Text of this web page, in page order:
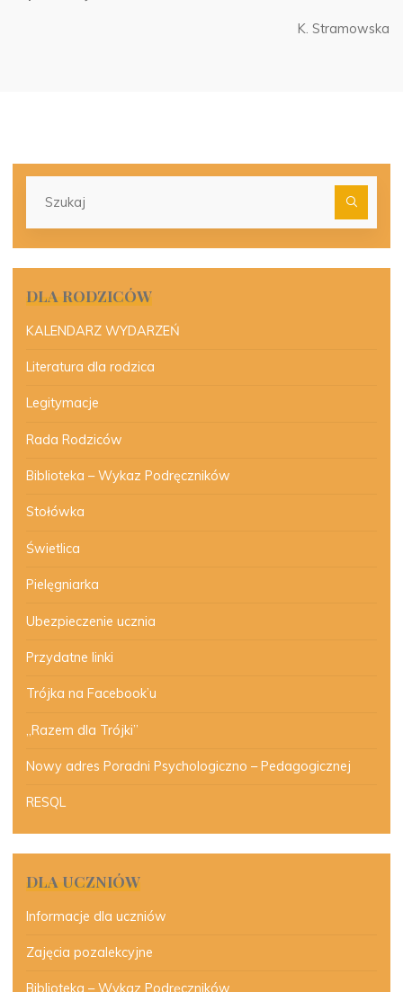
K. Stramowska
DLA RODZICÓW
KALENDARZ WYDARZEŃ
Literatura dla rodzica
Legitymacje
Rada Rodziców
Biblioteka – Wykaz Podręczników
Stołówka
Świetlica
Pielęgniarka
Ubezpieczenie ucznia
Przydatne linki
Trójka na Facebook’u
„Razem dla Trójki”
Nowy adres Poradni Psychologiczno – Pedagogicznej
RESQL
DLA UCZNIÓW
Informacje dla uczniów
Zajęcia pozalekcyjne